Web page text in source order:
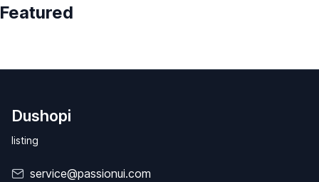
Featured
Dushopi
listing
service@passionui.com